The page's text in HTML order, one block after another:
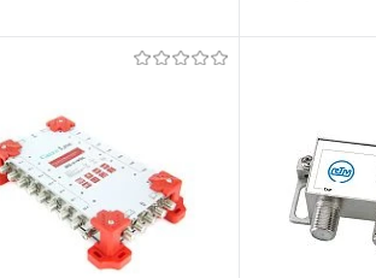
в 1 клик
В наличии
Купить в 1
В избранное